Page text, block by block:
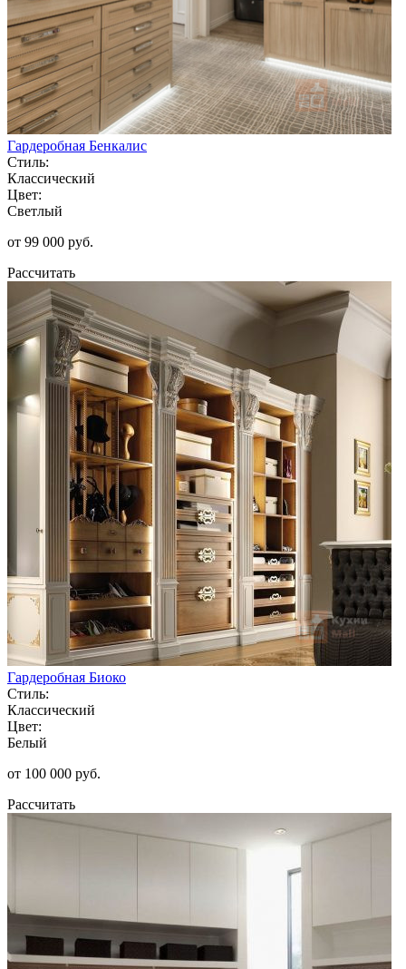
Гардеробная Бенкалис
Стиль:
Классический
Цвет:
Светлый
от 99 000 руб.
Рассчитать
Гардеробная Биоко
Стиль:
Классический
Цвет:
Белый
от 100 000 руб.
Рассчитать